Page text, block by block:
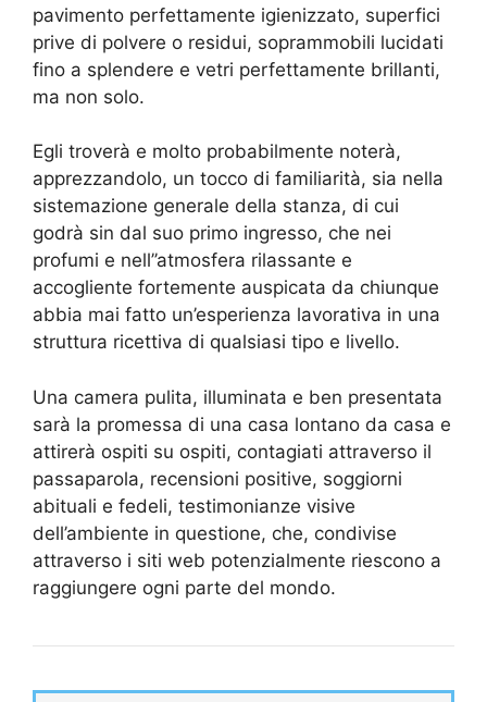
pavimento perfettamente igienizzato, superfici
prive di polvere o residui, soprammobili lucidati
fino a splendere e vetri perfettamente brillanti,
ma non solo.
Egli troverà e molto probabilmente noterà,
apprezzandolo, un tocco di familiarità, sia nella
sistemazione generale della stanza, di cui
godrà sin dal suo primo ingresso, che nei
profumi e nell’’atmosfera rilassante e
accogliente fortemente auspicata da chiunque
abbia mai fatto un’esperienza lavorativa in una
struttura ricettiva di qualsiasi tipo e livello.
Una camera pulita, illuminata e ben presentata
sarà la promessa di una casa lontano da casa e
attirerà ospiti su ospiti, contagiati attraverso il
passaparola, recensioni positive, soggiorni
abituali e fedeli, testimonianze visive
dell’ambiente in questione, che, condivise
attraverso i siti web potenzialmente riescono a
raggiungere ogni parte del mondo.